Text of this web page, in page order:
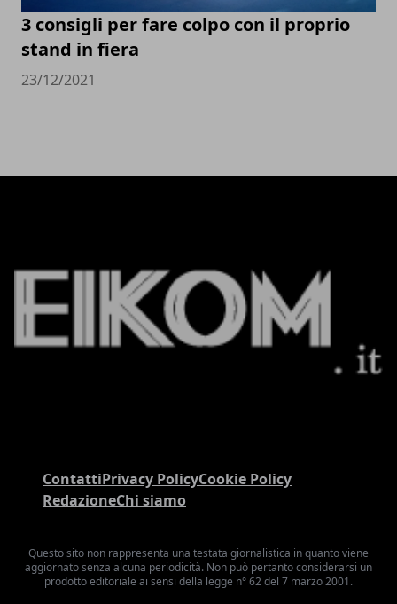
3 consigli per fare colpo con il proprio
stand in fiera
23/12/2021
ContattiPrivacy PolicyCookie Policy
RedazioneChi siamo
Questo sito non rappresenta una testata giornalistica in quanto viene
aggiornato senza alcuna periodicità. Non può pertanto considerarsi un
prodotto editoriale ai sensi della legge n° 62 del 7 marzo 2001.